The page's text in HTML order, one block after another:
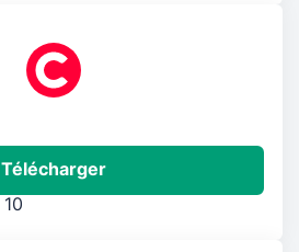
Télécharger
10